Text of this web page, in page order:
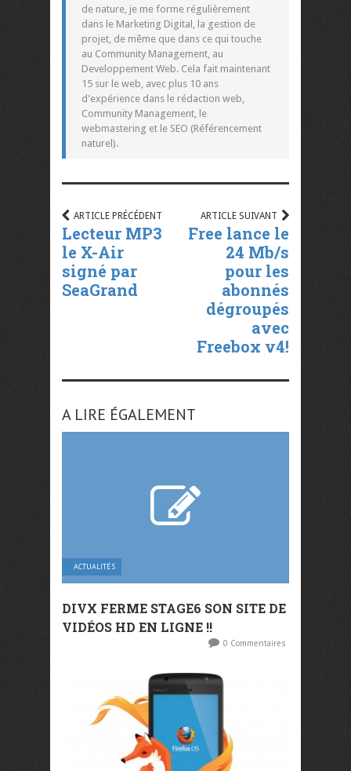
de nature, je me forme régulièrement
dans le Marketing Digital, la gestion de
projet, de même que dans ce qui touche
au Community Management, au
Developpement Web. Cela fait maintenant
15 sur le web, avec plus 10 ans
d'expérience dans le rédaction web,
Community Management, le
webmastering et le SEO (Référencement
naturel).
ARTICLE PRÉCÉDENT
Lecteur MP3
le X-Air
signé par
SeaGrand
ARTICLE SUIVANT
Free lance le
24 Mb/s
pour les
abonnés
dégroupés
avec
Freebox v4!
A LIRE ÉGALEMENT
ACTUALITÉS
DIVX FERME STAGE6 SON SITE DE
VIDÉOS HD EN LIGNE !!
0 Commentaires